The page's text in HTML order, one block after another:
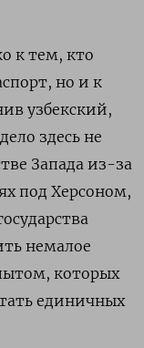
к тем, кто
но и к
узбекский,
здесь не
Запада из-за
под Херсоном,
немалое
которых
единичных